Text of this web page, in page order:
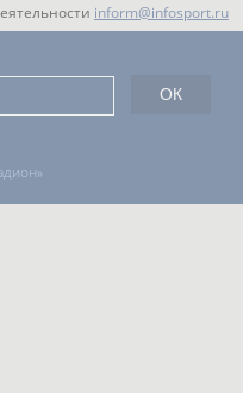
inform@infosport.ru